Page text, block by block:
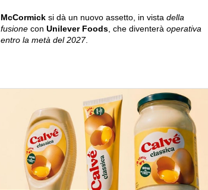
McCormicksi dà un nuovo assetto, in vista della
fusionecon Unilever Foods, che diventerà operativa
entro la metà del 2027.